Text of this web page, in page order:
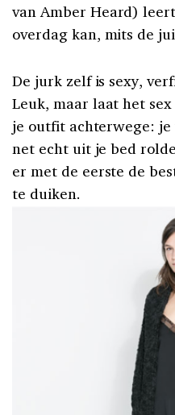
van Amber Heard)
overdag kan, mits de
De jurk zelf is sexy,
Leuk, maar laat het
je outfit achterwege:
net echt uit je bed
er met de eerste de
te duiken.